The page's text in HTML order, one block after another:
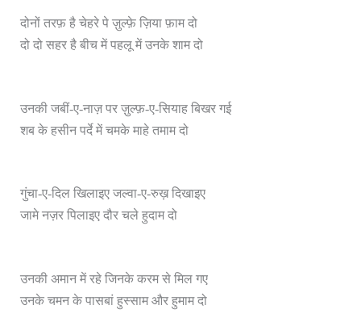
दोनों तरफ़ है चेहरे पे ज़ुल्फ़े ज़िया फ़ाम दो
दो दो सहर है बीच में पहलू में उनके शाम दो
उनकी जबीं-ए-नाज़ पर ज़ुल्फ़-ए-सियाह बिखर गई
शब के हसीन पर्दे में चमके माहे तमाम दो
गुंचा-ए-दिल खिलाइए जल्वा-ए-रुख़ दिखाइए
जामे नज़र पिलाइए दौर चले हुदाम दो
उनकी अमान में रहे जिनके करम से मिल गए
उनके चमन के पासबां हुस्साम और हुमाम दो